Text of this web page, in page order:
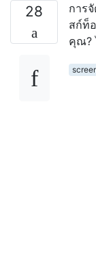
28 การ
สก์ท็
คุณ?